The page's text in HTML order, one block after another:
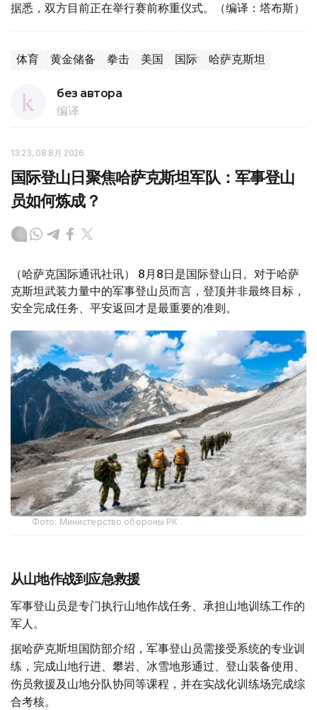
据悉，双方目前正在举行赛前称重仪式。（编译：塔布斯）
体育 黄金储备 拳击 美国 国际 哈萨克斯坦
без автора
编译
13:23, 08 8月 2026
国际登山日聚焦哈萨克斯坦军队：军事登山
员如何炼成？
（哈萨克国际通讯社讯） 8月8日是国际登山日。对于哈萨
克斯坦武装力量中的军事登山员而言，登顶并非最终目标，
安全完成任务、平安返回才是最重要的准则。
Фото: Министерство обороны РК
从山地作战到应急救援
军事登山员是专门执行山地作战任务、承担山地训练工作的
军人。
据哈萨克斯坦国防部介绍，军事登山员需接受系统的专业训
练，完成山地行进、攀岩、冰雪地形通过、登山装备使用、
伤员救援及山地分队协同等课程，并在实战化训练场完成综
合考核。